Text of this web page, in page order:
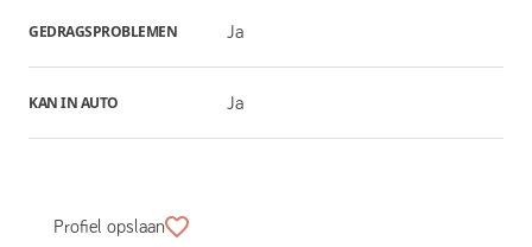
GEDRAGSPROBLEMEN Ja
KAN IN AUTO Ja
Profiel opslaan